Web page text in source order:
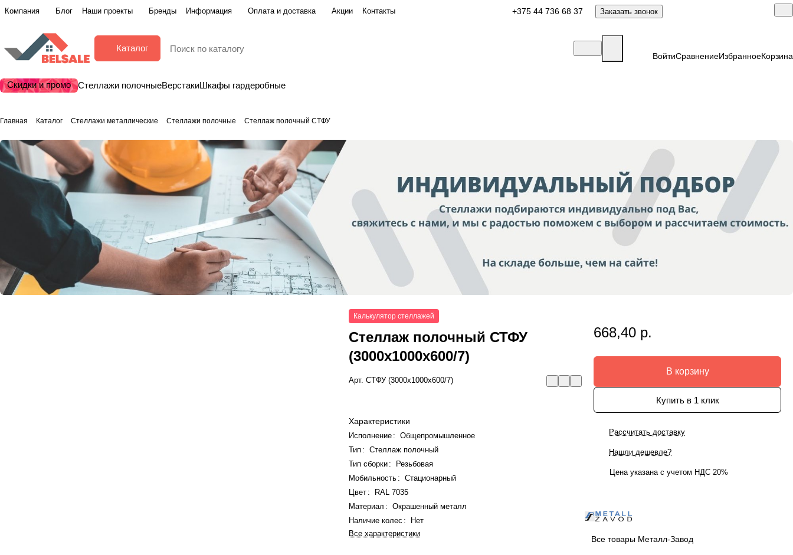
Компания Блог Наши проекты Бренды Информация Оплата и доставка Акции Контакты +375 44 736 68 37 Заказать звонок
Каталог
ВойтиСравнениеИзбранноеКорзина
Скидки и промо Стеллажи полочныеВерстакиШкафы гардеробные
Главная Каталог Стеллажи металлические Стеллажи полочные Стеллаж полочный СТФУ
Калькулятор стеллажей
Стеллаж полочный СТФУ
(3000x1000x600/7)
Арт.СТФУ (3000x1000x600/7)
Характеристики
Исполнение :
Общепромышленное
Тип :
Стеллаж полочный
Тип сборки:
Резьбовая
Мобильность :
Стационарный
Цвет :
RAL 7035
Материал :
Окрашенный металл
Наличие колес :
Нет
Все характеристики
668,40 р.
В корзину
Купить в 1 клик
Рассчитать доставку
Нашли дешевле?
Цена указана с учетом НДС 20%
Все товары Металл-Завод